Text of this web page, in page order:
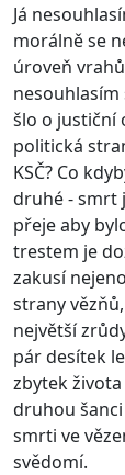
Já
morálně se
úroveň
nesouhlasím
šlo o justiční
politická
KSČ? Co
druhé - smrt
přeje aby
trestem je
zakusí
strany
největší
pár desítek
zbytek
druhou
smrti ve
svědomí.